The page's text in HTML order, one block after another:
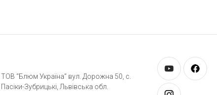
ТОВ “Блюм Україна” вул. Дорожна 50, c.
Пасіки-Зубрицькі, Львівська обл.